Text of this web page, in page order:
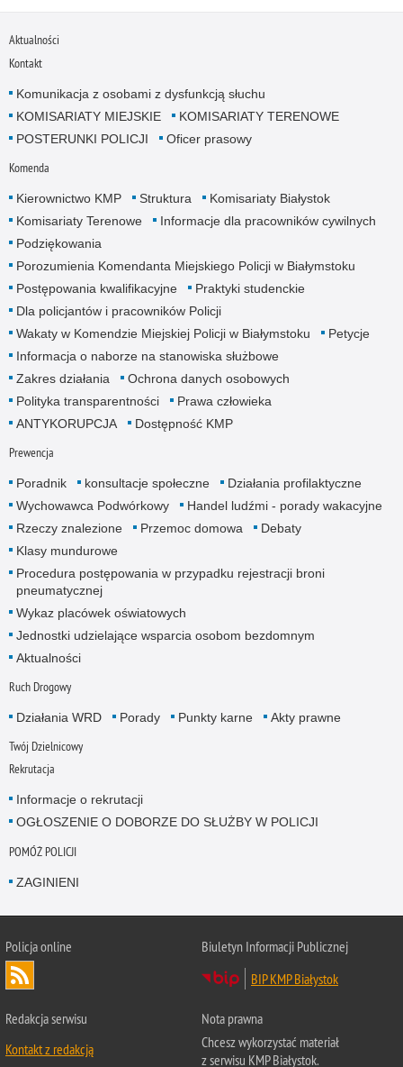
Aktualności
Kontakt
Komunikacja z osobami z dysfunkcją słuchu
KOMISARIATY MIEJSKIE
KOMISARIATY TERENOWE
POSTERUNKI POLICJI
Oficer prasowy
Komenda
Kierownictwo KMP Struktura
Komisariaty Białystok
Komisariaty Terenowe
Informacje dla pracowników cywilnych
Podziękowania
Porozumienia Komendanta Miejskiego Policji w Białymstoku
Postępowania kwalifikacyjne
Praktyki studenckie
Dla policjantów i pracowników Policji
Wakaty w Komendzie Miejskiej Policji w Białymstoku
Petycje
Informacja o naborze na stanowiska służbowe
Zakres działania
Ochrona danych osobowych
Polityka transparentności
Prawa człowieka
ANTYKORUPCJA
Dostępność KMP
Prewencja
Poradnik konsultacje społeczne
Działania profilaktyczne
Wychowawca Podwórkowy
Handel ludźmi - porady wakacyjne
Rzeczy znalezione
Przemoc domowa
Debaty
Klasy mundurowe
Procedura postępowania w przypadku rejestracji broni
pneumatycznej
Wykaz placówek oświatowych
Jednostki udzielające wsparcia osobom bezdomnym
Aktualności
Ruch Drogowy
Działania WRD Porady Punkty karne Akty prawne
Twój Dzielnicowy
Rekrutacja
Informacje o rekrutacji
OGŁOSZENIE O DOBORZE DO SŁUŻBY W POLICJI
POMÓŻ POLICJI
ZAGINIENI
Policja online
Biuletyn Informacji Publicznej
BIP KMP Białystok
Redakcja serwisu
Kontakt z redakcją
Nota prawna
Chcesz wykorzystać materiał
z serwisu KMP Białystok.